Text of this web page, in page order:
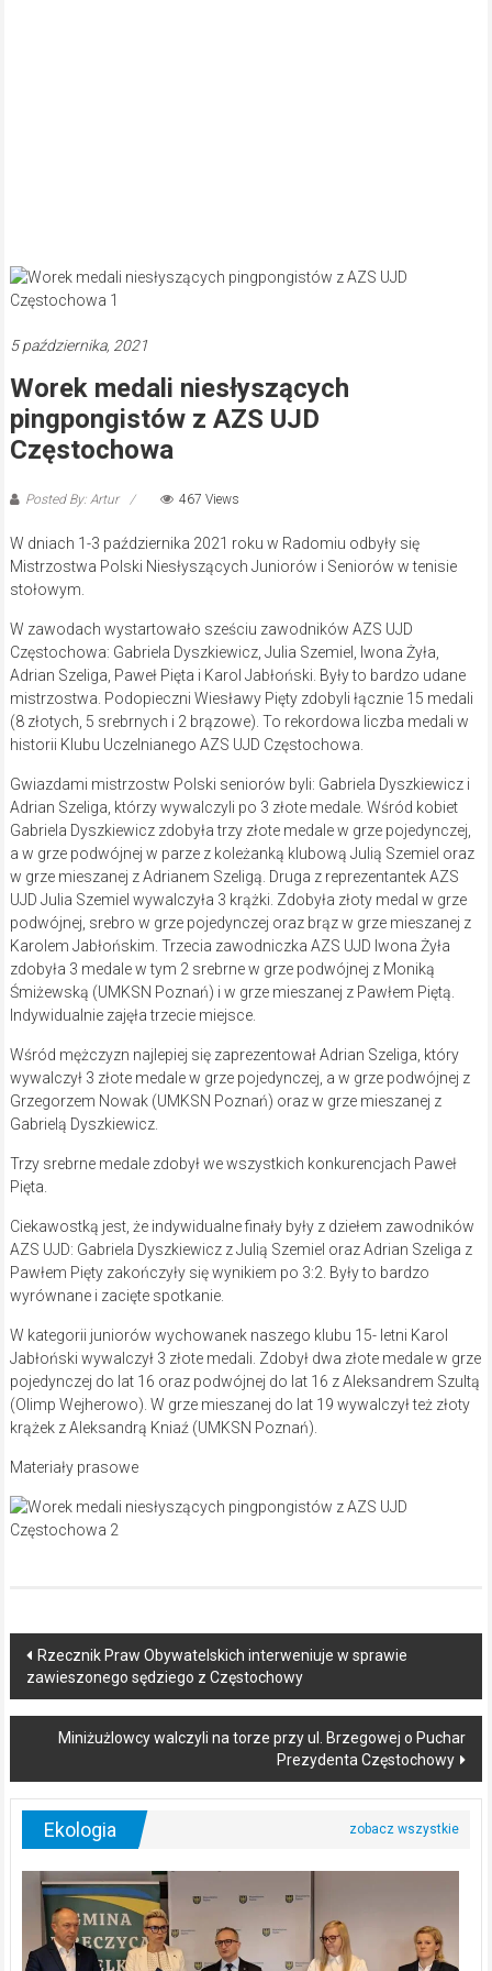
5 października, 2021
Worek medali niesłyszących
pingpongistów z AZS UJD
Częstochowa
Posted By: Artur 467 Views
W dniach 1-3 października 2021 roku w Radomiu odbyły się
Mistrzostwa Polski Niesłyszących Juniorów i Seniorów w tenisie
stołowym.
W zawodach wystartowało sześciu zawodników AZS UJD
Częstochowa: Gabriela Dyszkiewicz, Julia Szemiel, Iwona Żyła,
Adrian Szeliga, Paweł Pięta i Karol Jabłoński. Były to bardzo udane
mistrzostwa. Podopieczni Wiesławy Pięty zdobyli łącznie 15 medali
(8 złotych, 5 srebrnych i 2 brązowe). To rekordowa liczba medali w
historii Klubu Uczelnianego AZS UJD Częstochowa.
Gwiazdami mistrzostw Polski seniorów byli: Gabriela Dyszkiewicz i
Adrian Szeliga, którzy wywalczyli po 3 złote medale. Wśród kobiet
Gabriela Dyszkiewicz zdobyła trzy złote medale w grze pojedynczej,
a w grze podwójnej w parze z koleżanką klubową Julią Szemiel oraz
w grze mieszanej z Adrianem Szeligą. Druga z reprezentantek AZS
UJD Julia Szemiel wywalczyła 3 krążki. Zdobyła złoty medal w grze
podwójnej, srebro w grze pojedynczej oraz brąz w grze mieszanej z
Karolem Jabłońskim. Trzecia zawodniczka AZS UJD Iwona Żyła
zdobyła 3 medale w tym 2 srebrne w grze podwójnej z Moniką
Śmiżewską (UMKSN Poznań) i w grze mieszanej z Pawłem Piętą.
Indywidualnie zajęła trzecie miejsce.
Wśród mężczyzn najlepiej się zaprezentował Adrian Szeliga, który
wywalczył 3 złote medale w grze pojedynczej, a w grze podwójnej z
Grzegorzem Nowak (UMKSN Poznań) oraz w grze mieszanej z
Gabrielą Dyszkiewicz.
Trzy srebrne medale zdobył we wszystkich konkurencjach Paweł
Pięta.
Ciekawostką jest, że indywidualne finały były z dziełem zawodników
AZS UJD: Gabriela Dyszkiewicz z Julią Szemiel oraz Adrian Szeliga z
Pawłem Pięty zakończyły się wynikiem po 3:2. Były to bardzo
wyrównane i zacięte spotkanie.
W kategorii juniorów wychowanek naszego klubu 15- letni Karol
Jabłoński wywalczył 3 złote medali. Zdobył dwa złote medale w grze
pojedynczej do lat 16 oraz podwójnej do lat 16 z Aleksandrem Szultą
(Olimp Wejherowo). W grze mieszanej do lat 19 wywalczył też złoty
krążek z Aleksandrą Kniaź (UMKSN Poznań).
Materiały prasowe
Post
navigation
Rzecznik Praw Obywatelskich interweniuje w sprawie
zawieszonego sędziego z Częstochowy
Miniżużlowcy walczyli na torze przy ul. Brzegowej o Puchar
Prezydenta Częstochowy
Ekologia